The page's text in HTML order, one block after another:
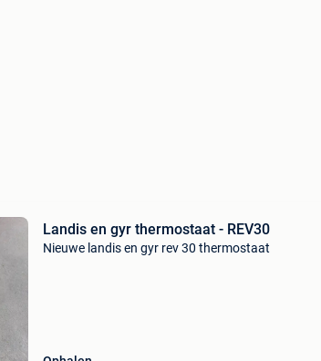
Landis en gyr thermostaat - REV30
Nieuwe landis en gyr rev 30 thermostaat